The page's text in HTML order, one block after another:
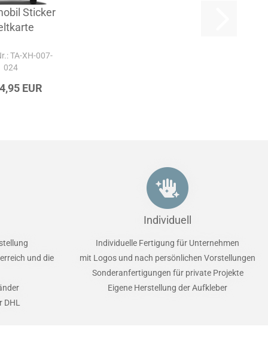
Sticker
TA-XH-007-
024
EUR
und die
Individuell
Individuelle Fertigung für Unternehmen
mit Logos und nach persönlichen Vorstellungen
Sonderanfertigungen für private Projekte
Eigene Herstellung der Aufkleber